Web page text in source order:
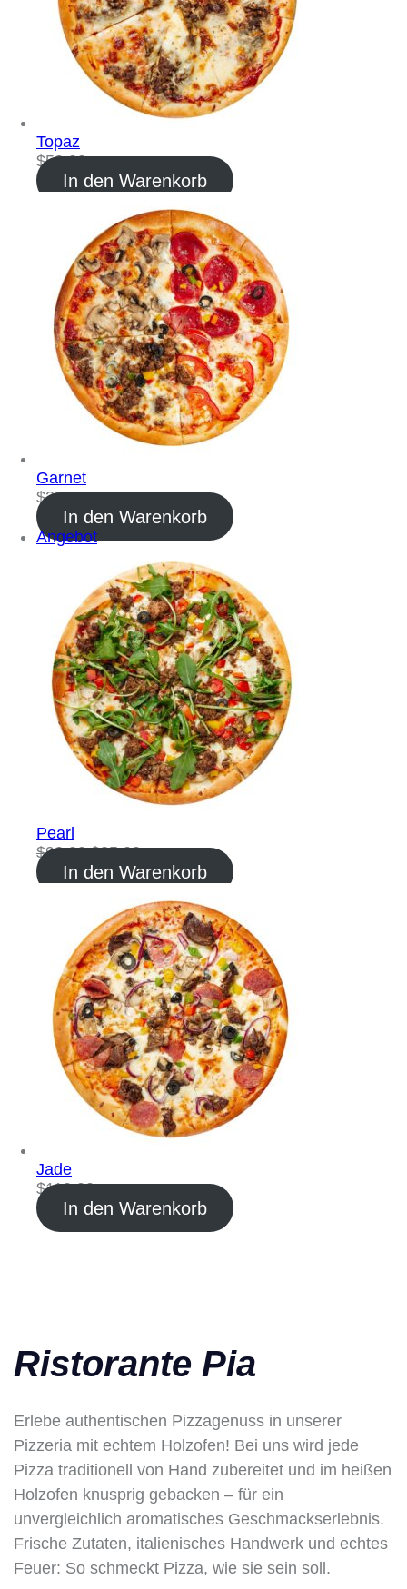
Topaz
$59.00
In den Warenkorb
Garnet
$29.00
In den Warenkorb
Angebot
Pearl
$90.00 $35.00
In den Warenkorb
Jade
$110.00
In den Warenkorb
Ristorante Pia
Erlebe authentischen Pizzagenuss in unserer
Pizzeria mit echtem Holzofen! Bei uns wird jede
Pizza traditionell von Hand zubereitet und im heißen
Holzofen knusprig gebacken – für ein
unvergleichlich aromatisches Geschmackserlebnis.
Frische Zutaten, italienisches Handwerk und echtes
Feuer: So schmeckt Pizza, wie sie sein soll.